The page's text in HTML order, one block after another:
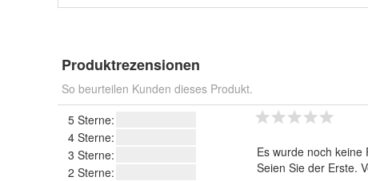
Produktrezensionen
So beurteilen Kunden dieses Produkt.
5 Sterne:
4 Sterne:
3 Sterne:
2 Sterne:
Es wurde noch
Seien Sie der Erste.